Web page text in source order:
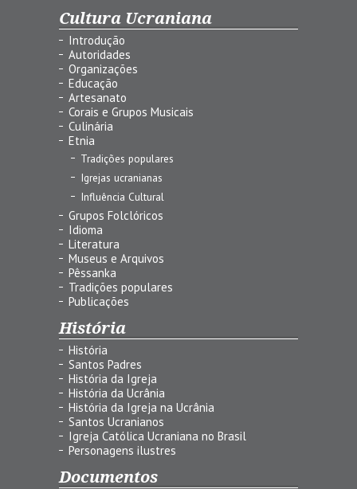
Cultura Ucraniana
Introdução
Autoridades
Organizações
Educação
Artesanato
Corais e Grupos Musicais
Culinária
Etnia
Tradições populares
Igrejas ucranianas
Influência Cultural
Grupos Folclóricos
Idioma
Literatura
Museus e Arquivos
Pêssanka
Tradições populares
Publicações
História
História
Santos Padres
História da Igreja
História da Ucrânia
História da Igreja na Ucrânia
Santos Ucranianos
Igreja Católica Ucraniana no Brasil
Personagens ilustres
Documentos